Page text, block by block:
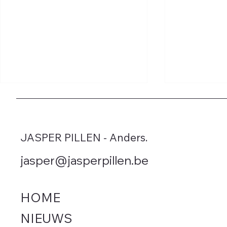
Vlaming met extra autotaks
JASPER PILLEN - Anders.
jasper@jasperpillen.be
HOME
NIEUWS